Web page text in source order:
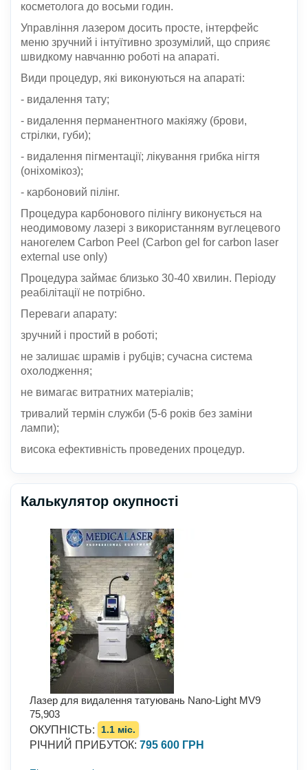
косметолога до восьми годин.
Управління лазером досить просте, інтерфейс
меню зручний і інтуїтивно зрозумілий, що сприяє
швидкому навчанню роботі на апараті.
Види процедур, які виконуються на апараті:
- видалення тату;
- видалення перманентного макіяжу (брови,
стрілки, губи);
- видалення пігментації; лікування грибка нігтя
(оніхомікоз);
- карбоновий пілінг.
Процедура карбонового пілінгу виконується на
неодимовому лазері з використанням вуглецевого
наногелем Carbon Peel (Carbon gel for carbon laser
external use only)
Процедура займає близько 30-40 хвилин. Періоду
реабілітації не потрібно.
Переваги апарату:
зручний і простий в роботі;
не залишає шрамів і рубців; сучасна система
охолодження;
не вимагає витратних матеріалів;
тривалий термін служби (5-6 років без заміни
лампи);
висока ефективність проведених процедур.
Калькулятор окупності
Лазер для видалення татуювань Nano-Light MV9
75,903
ОКУПНІСТЬ: 1.1 міс.
РІЧНИЙ ПРИБУТОК: 795 600 ГРН